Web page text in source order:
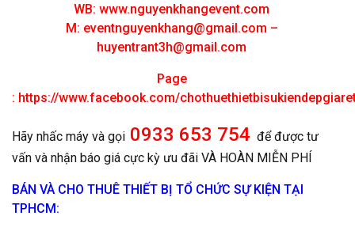
WB: www.nguyenkhangevent.com
M: eventnguyenkhang@gmail.com –
huyentrant3h@gmail.com
Page
: https://www.facebook.com/
Hãy nhấc máy và gọi 0933 653 754 để được tư
vấn và nhận báo giá cực kỳ ưu đãi VÀ HOÀN MIỄN PHÍ
BÁN VÀ CHO THUÊ THIẾT BỊ TỔ CHỨC SỰ KIỆN TẠI
TPHCM: